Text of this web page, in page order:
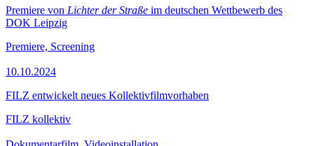
Premiere von Lichter der Straße im deutschen Wettbewerb des
DOK Leipzig
Premiere, Screening
10.10.2024
FILZ entwickelt neues Kollektivfilmvorhaben
FILZ kollektiv